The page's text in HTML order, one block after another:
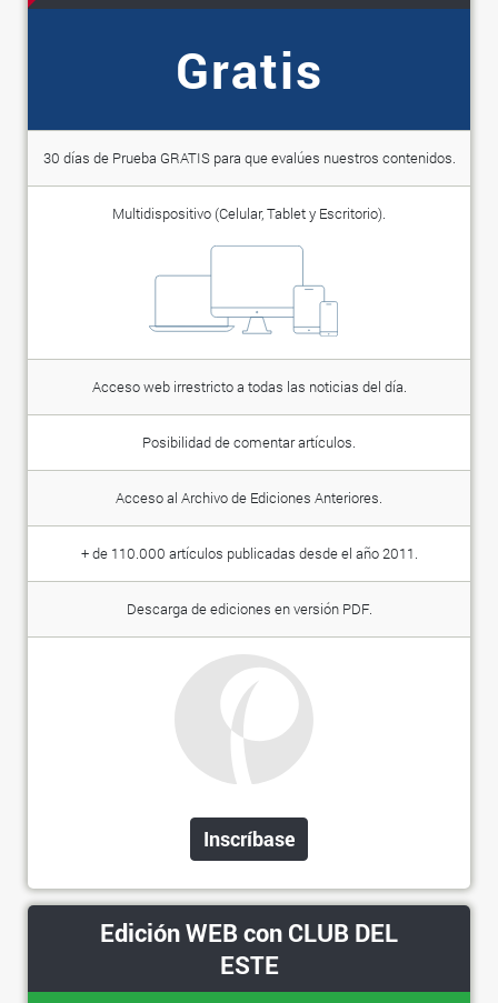
Gratis
30 días de Prueba GRATIS para que evalúes nuestros contenidos.
Multidispositivo (Celular, Tablet y Escritorio).
Acceso web irrestricto a todas las noticias del día.
Posibilidad de comentar artículos.
Acceso al Archivo de Ediciones Anteriores.
+ de 110.000 artículos publicadas desde el año 2011.
Descarga de ediciones en versión PDF.
Inscríbase
Edición WEB con CLUB DEL
ESTE